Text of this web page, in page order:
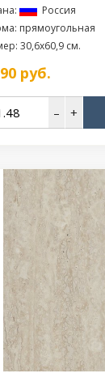
Россия
прямоугольная
30,6x60,9 см.
руб.
– +